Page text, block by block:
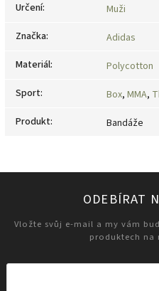
Určení:
Muži
Značka:
Adidas
Materiál:
Polycotton
Sport: Box, MMA,
Produkt: Bandáže
ODEBÍRAT
Vložte svůj e-mail a my vám
produktech na